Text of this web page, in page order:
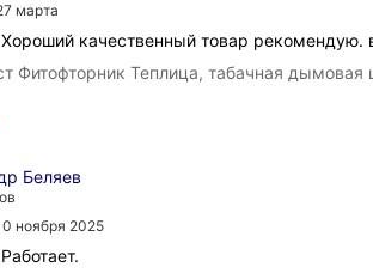
марта
Хороший качественный товар рекомендую.
Фитофторник Теплица, табачная дымовая
Беляев
ноября 2025
Работает.